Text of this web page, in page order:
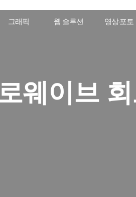
그래픽 웹 솔루션 영상·포토
웨이브